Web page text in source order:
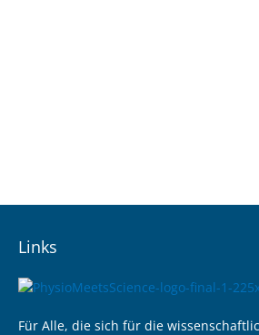
Links
Für Alle, die sich für die